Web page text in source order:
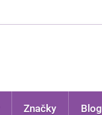
Značky Blog